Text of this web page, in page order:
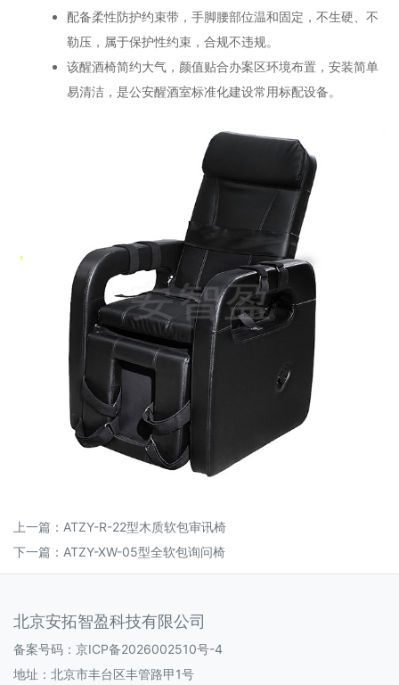
配备柔性防护约束带，手脚腰部位温和固定，不生硬、不
勒压，属于保护性约束，合规不违规。
该醒酒椅简约大气，颜值贴合办案区环境布置，安装简单
易清洁，是公安醒酒室标准化建设常用标配设备。
上一篇： ATZY-R-22型木质软包审讯椅
下一篇： ATZY-XW-05型全软包询问椅
北京安拓智盈科技有限公司
备案号码： 京ICP备2026002510号-4
地址：北京市丰台区丰管路甲1号